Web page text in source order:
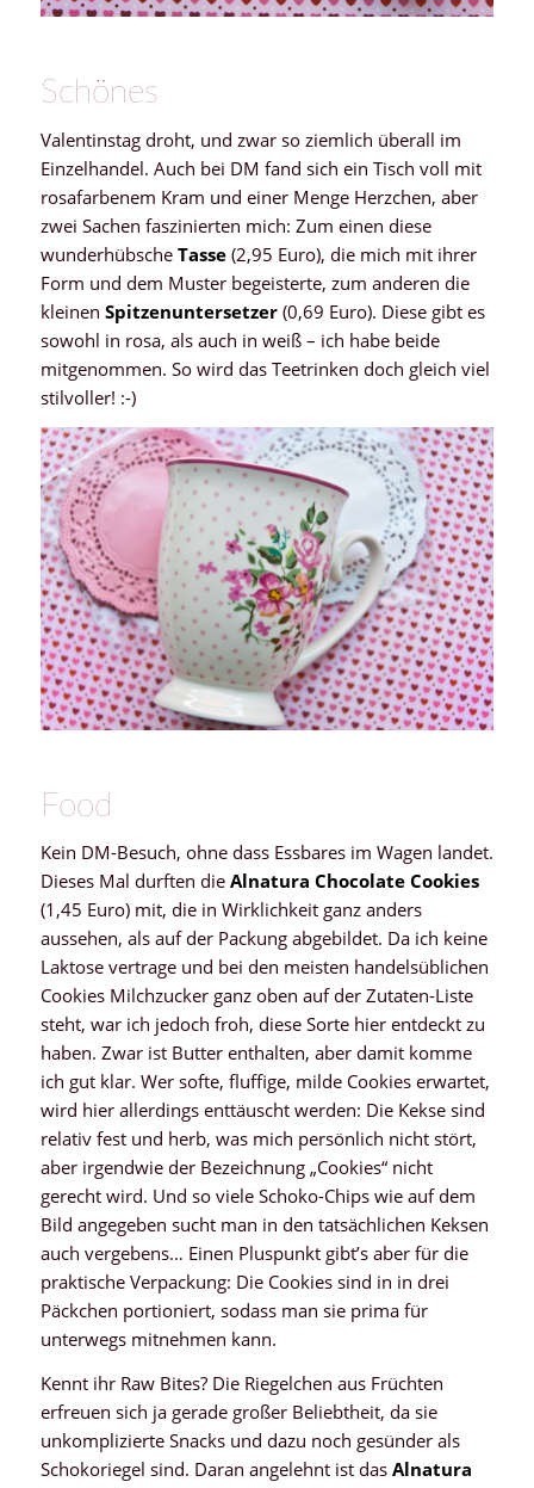
Schönes
Valentinstag droht, und zwar so ziemlich überall im
Einzelhandel. Auch bei DM fand sich ein Tisch voll mit
rosafarbenem Kram und einer Menge Herzchen, aber
zwei Sachen faszinierten mich: Zum einen diese
wunderhübscheTasse(2,95 Euro), die mich mit ihrer
Form und dem Muster begeisterte, zum anderen die
kleinen Spitzenuntersetzer(0,69 Euro). Diese gibt es
sowohl in rosa, als auch in weiß – ich habe beide
mitgenommen. So wird das Teetrinken doch gleich viel
stilvoller! :-)
Food
Kein DM-Besuch, ohne dass Essbares im Wagen landet.
Dieses Mal durften die Alnatura Chocolate Cookies
(1,45 Euro) mit, die in Wirklichkeit ganz anders
aussehen, als auf der Packung abgebildet. Da ich keine
Laktose vertrage und bei den meisten handelsüblichen
Cookies Milchzucker ganz oben auf der Zutaten-Liste
steht, war ich jedoch froh, diese Sorte hier entdeckt zu
haben. Zwar ist Butter enthalten, aber damit komme
ich gut klar. Wer softe, fluffige, milde Cookies erwartet,
wird hier allerdings enttäuscht werden: Die Kekse sind
relativ fest und herb, was mich persönlich nicht stört,
aber irgendwie der Bezeichnung „Cookies“ nicht
gerecht wird. Und so viele Schoko-Chips wie auf dem
Bild angegeben sucht man in den tatsächlichen Keksen
auch vergebens… Einen Pluspunkt gibt’s aber für die
praktische Verpackung: Die Cookies sind in in drei
Päckchen portioniert, sodass man sie prima für
unterwegs mitnehmen kann.
Kennt ihr Raw Bites? Die Riegelchen aus Früchten
erfreuen sich ja gerade großer Beliebtheit, da sie
unkomplizierte Snacks und dazu noch gesünder als
Schokoriegel sind. Daran angelehnt ist das Alnatura